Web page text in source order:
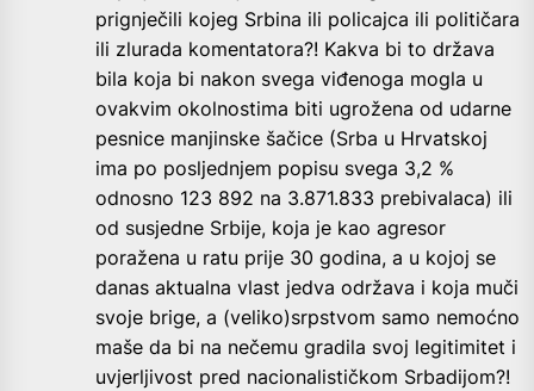
prignječili kojeg Srbina ili policajca ili političara
ili zlurada komentatora?! Kakva bi to država
bila koja bi nakon svega viđenoga mogla u
ovakvim okolnostima biti ugrožena od udarne
pesnice manjinske šačice (Srba u Hrvatskoj
ima po posljednjem popisu svega 3,2 %
odnosno 123 892 na 3.871.833 prebivalaca) ili
od susjedne Srbije, koja je kao agresor
poražena u ratu prije 30 godina, a u kojoj se
danas aktualna vlast jedva održava i koja muči
svoje brige, a (veliko)srpstvom samo nemoćno
maše da bi na nečemu gradila svoj legitimitet i
uvjerljivost pred nacionalističkom Srbadijom?!